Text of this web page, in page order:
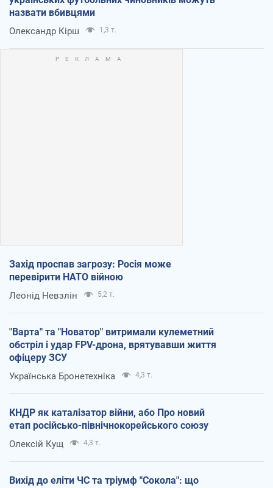
назвати вбивцями
Олександр Кірш 1,3 т.
Захід проспав загрозу: Росія може
перевірити НАТО війною
Леонід Невзлін 5,2 т.
"Варта" та "Новатор" витримали кулеметний
обстріл і удар FPV-дрона, врятувавши життя
офіцеру ЗСУ
Українська Бронетехніка 4,3 т.
КНДР як каталізатор війни, або Про новий
етап російсько-північнокорейського союзу
Олексій Кущ 4,3 т.
Вихід до еліти ЧС та тріумф "Сокола": що